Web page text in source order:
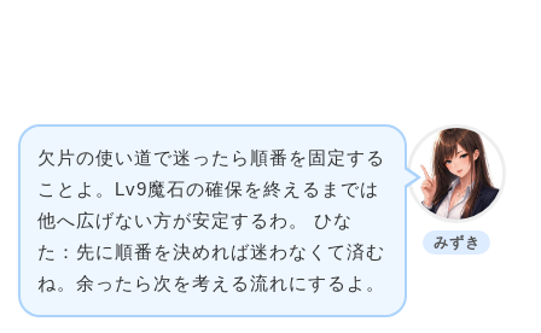
みずき
欠片の使い道で迷ったら順番を固定する
ことよ。Lv9魔石の確保を終えるまでは
他へ広げない方が安定するわ。 ひな
た：先に順番を決めれば迷わなくて済む
ね。余ったら次を考える流れにするよ。